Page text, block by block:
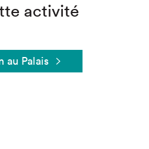
activité
au Palais